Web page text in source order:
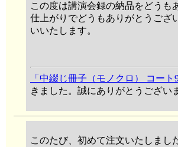
この度は講演会録の納品をどうも
仕上がりでどうもありがとうござ
いいたします。
「中綴じ冊子（モノクロ） コート
きました。誠にありがとうござい
このたび、初めて注文いたしまし